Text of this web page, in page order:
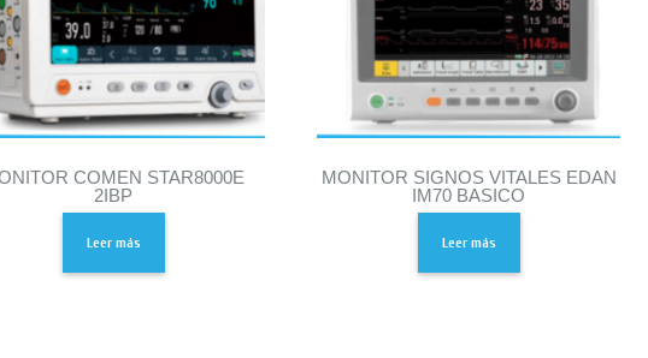
COMEN STAR8000E
2IBP
Leer más
MONITOR SIGNOS VITALES EDAN
IM70 BASICO
Leer más